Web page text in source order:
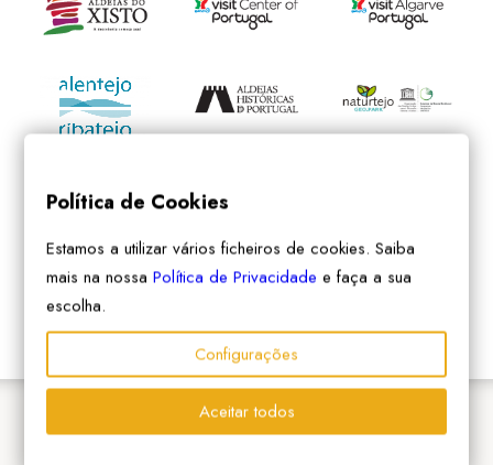
Política de Cookies
Estamos a utilizar vários ficheiros de cookies. Saiba
mais na nossaPolítica de Privacidade e faça a sua
escolha.
Configurações
Aceitar todos